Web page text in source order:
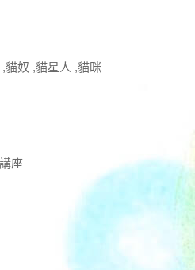
貓奴 ,貓星人 ,貓咪
座